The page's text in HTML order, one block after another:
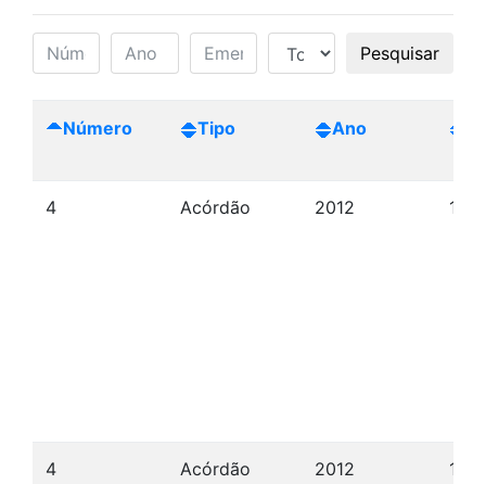
Pesquisar
Número Tipo Ano
4 Acórdão 2012 17/
4 Acórdão 2012 17/